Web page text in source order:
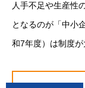
人手不足や生産性
となるのが「中小
和7年度）は制度が
請スケジュール、